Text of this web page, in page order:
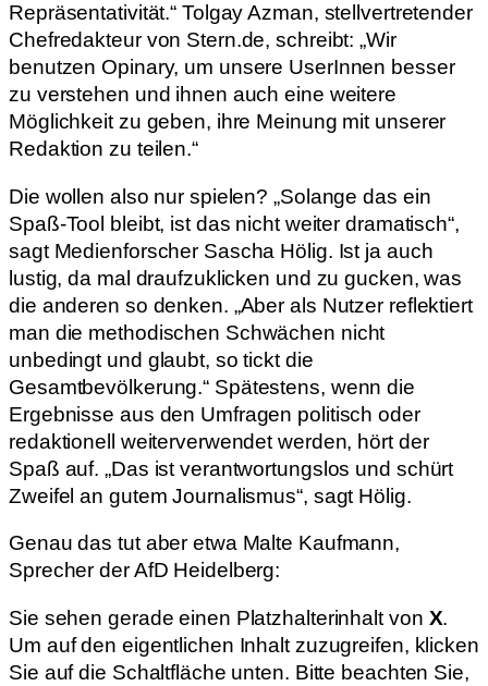
Repräsentativität.“ Tolgay Azman, stellvertretender
Chefredakteur von Stern.de, schreibt: „Wir
benutzen Opinary, um unsere UserInnen besser
zu verstehen und ihnen auch eine weitere
Möglichkeit zu geben, ihre Meinung mit unserer
Redaktion zu teilen.“
Die wollen also nur spielen? „Solange das ein
Spaß-Tool bleibt, ist das nicht weiter dramatisch“,
sagt Medienforscher Sascha Hölig. Ist ja auch
lustig, da mal draufzuklicken und zu gucken, was
die anderen so denken. „Aber als Nutzer reflektiert
man die methodischen Schwächen nicht
unbedingt und glaubt, so tickt die
Gesamtbevölkerung.“ Spätestens, wenn die
Ergebnisse aus den Umfragen politisch oder
redaktionell weiterverwendet werden, hört der
Spaß auf. „Das ist verantwortungslos und schürt
Zweifel an gutem Journalismus“, sagt Hölig.
Genau das tut aber etwa Malte Kaufmann,
Sprecher der AfD Heidelberg:
Sie sehen gerade einen Platzhalterinhalt von X.
Um auf den eigentlichen Inhalt zuzugreifen, klicken
Sie auf die Schaltfläche unten. Bitte beachten Sie,